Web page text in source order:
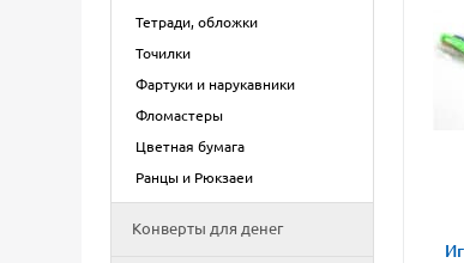
Тетради, обложки
Точилки
Фартуки и нарукавники
Фломастеры
Цветная бумага
Ранцы и Рюкзаеи
Конверты для денег